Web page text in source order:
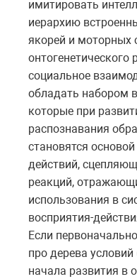
имитировать
иерархию
якорей и моторных
онтогенетического
социальное
обладать набором
которые при
распознавания
становятся
действий,
реакций,
использования в
восприятия-
Если
про дерева
начала развития в